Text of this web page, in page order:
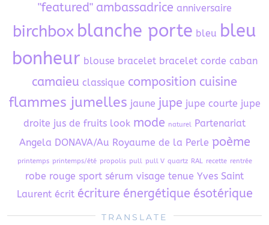
"featured" ambassadrice anniversaire
birchbox blanche porte bleu bleu
bonheur blouse bracelet bracelet corde caban
camaieu classique composition cuisine
flammes jumelles jaune jupe jupe courte jupe
droite jus de fruits look mode naturel
Partenariat
Angela DONAVA/Au Royaume de la Perle poème
printemps printemps/été propolis pull pull V quartz RAL recette rentrée
robe rouge sport sérum visage tenue Yves Saint
Laurent écrit écriture énergétique ésotérique
TRANSLATE